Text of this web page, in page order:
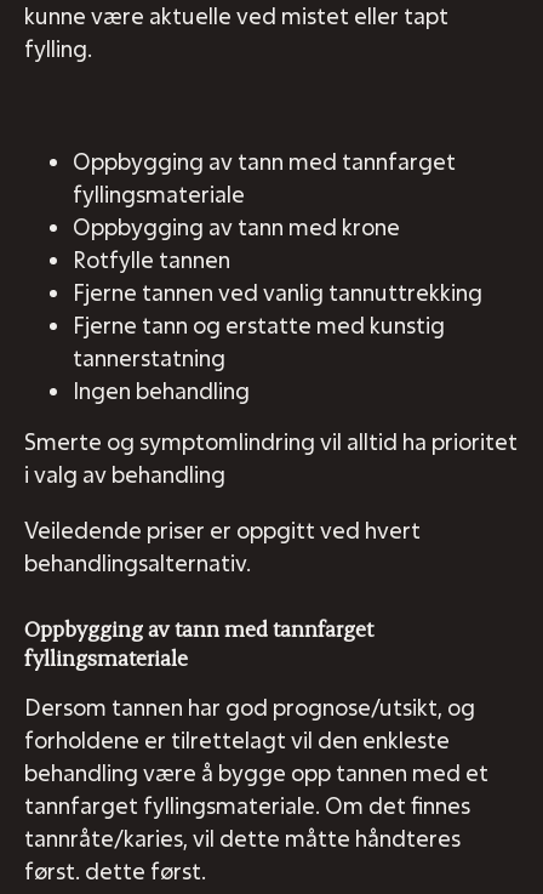
kunne være aktuelle ved mistet eller tapt
fylling.
Oppbygging av tann med tannfarget
fyllingsmateriale
Oppbygging av tann med krone
Rotfylle tannen
Fjerne tannen ved vanlig tannuttrekking
Fjerne tann og erstatte med kunstig
tannerstatning
Ingen behandling
Smerte og symptomlindring vil alltid ha prioritet
i valg av behandling
Veiledende priser er oppgitt ved hvert
behandlingsalternativ.
Oppbygging av tann med tannfarget
fyllingsmateriale
Dersom tannen har god prognose/utsikt, og
forholdene er tilrettelagt vil den enkleste
behandling være å bygge opp tannen med et
tannfarget fyllingsmateriale. Om det finnes
tannråte/karies, vil dette måtte håndteres
først. dette først.